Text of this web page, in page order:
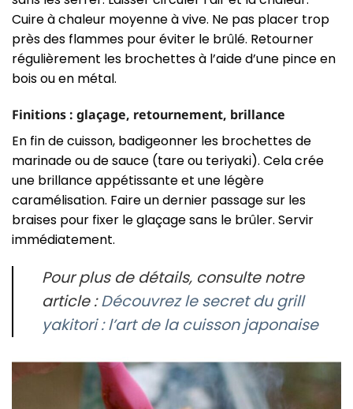
Cuire à chaleur moyenne à vive. Ne pas placer trop
près des flammes pour éviter le brûlé. Retourner
régulièrement les brochettes à l’aide d’une pince en
bois ou en métal.
Finitions : glaçage, retournement, brillance
En fin de cuisson, badigeonner les brochettes de
marinade ou de sauce (tare ou teriyaki). Cela crée
une brillance appétissante et une légère
caramélisation. Faire un dernier passage sur les
braises pour fixer le glaçage sans le brûler. Servir
immédiatement.
Pour plus de détails, consulte notre
article :Découvrez le secret du grill
yakitori : l’art de la cuisson japonaise